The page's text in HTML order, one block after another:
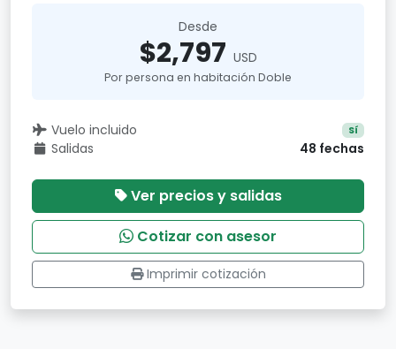
Desde
$2,797 USD
Por persona en habitación Doble
Vuelo incluido Sí
Salidas 48 fechas
Ver precios y salidas
Cotizar con asesor
Imprimir cotización